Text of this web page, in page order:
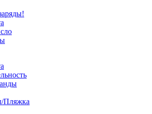
Пляжка